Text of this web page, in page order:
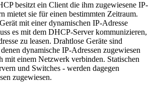
besitzt ein Client die ihm zugewiesene IP-
mietet sie für einen bestimmten Zeitraum.
mit einer dynamischen IP-Adresse
es mit dem DHCP-Server kommunizieren,
zu leasen. Drahtlose Geräte sind
dynamische IP-Adressen zugewiesen
mit einem Netzwerk verbinden. Statischen
und Switches - werden dagegen
zugewiesen.